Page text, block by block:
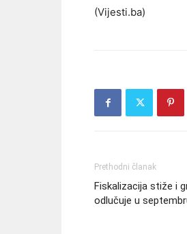
(Vijesti.ba)
Prethodni članak
Fiskalizacija stiže i
odlučuje u